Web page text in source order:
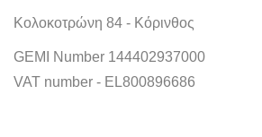
Κολοκοτρώνη 84 - Κόρινθος
GEMI Number 144402937000
VAT number - EL800896686